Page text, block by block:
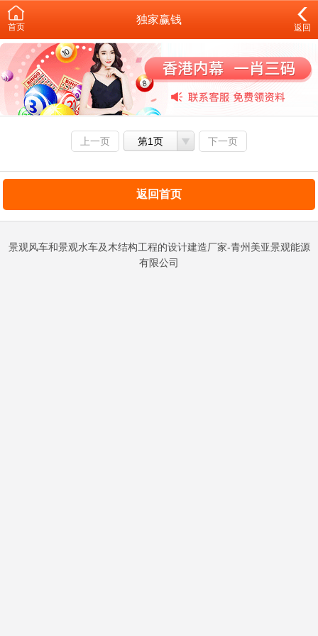
首页
独家赢钱
返回
上一页 第1页 下一页
返回首页
景观风车和景观水车及木结构工程的设计建造厂家-青州美亚景观能源
有限公司